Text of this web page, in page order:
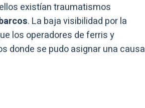
existían traumatismos
. La baja visibilidad por la
los operadores de ferris y
donde se pudo asignar una causa